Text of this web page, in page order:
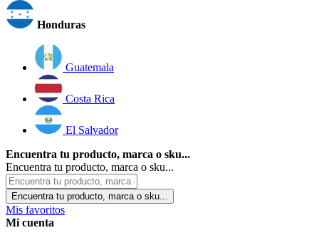
Honduras
Guatemala
Costa Rica
El Salvador
Encuentra tu producto, marca o sku...
Encuentra tu producto, marca o sku...
Encuentra tu producto, marca o sku...
Mis favoritos
Mi cuenta